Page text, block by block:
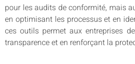
pour les audits de conformité, mais
en optimisant les processus et en
ces outils permet aux entreprises
transparence et en renforçant la